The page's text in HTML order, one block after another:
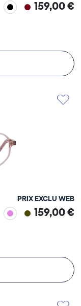
159,00 €
PRIX EXCLU WEB
159,00 €